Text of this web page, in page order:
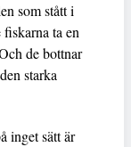
som stått i
ta en
de bottnar
starka
inget sätt är